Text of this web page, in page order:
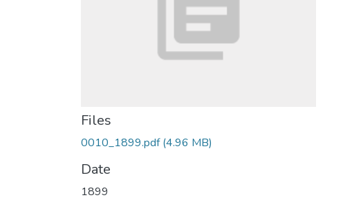
Files
0010_1899.pdf(4.96 MB)
Date
1899